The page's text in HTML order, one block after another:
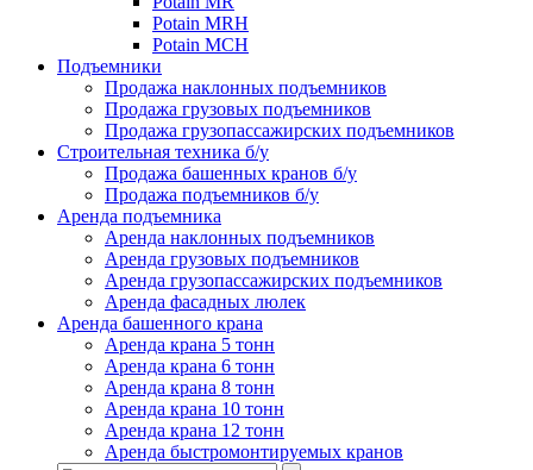
Potain MRH
Potain MCH
Подъемники
Продажа наклонных подъемников
Продажа грузовых подъемников
Продажа грузопассажирских подъемников
Строительная техника б/у
Продажа башенных кранов б/у
Продажа подъемников б/у
Аренда подъемника
Аренда наклонных подъемников
Аренда грузовых подъемников
Аренда грузопассажирских подъемников
Аренда фасадных люлек
Аренда башенного крана
Аренда крана 5 тонн
Аренда крана 6 тонн
Аренда крана 8 тонн
Аренда крана 10 тонн
Аренда крана 12 тонн
Аренда быстромонтируемых кранов